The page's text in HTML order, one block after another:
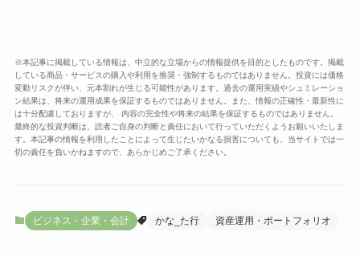
※本記事に掲載している情報は、中立的な立場からの情報提供を目的としたものです。掲載
している商品・サービスの購入や利用を推奨・強制するものではありません。投資には価格
変動リスクが伴い、元本割れが生じる可能性があります。過去の運用実績やシュミレーショ
ン結果は、将来の運用成果を保証するものではありません。また、情報の正確性・最新性に
は十分配慮しておりますが、 内容の完全性や将来の結果を保証するものではありません。
最終的な投資判断は、読者ご自身の判断と責任において行っていただくようお願いいたしま
す。本記事の情報を利用したことによって生じたいかなる損害についても、当サイトでは一
切の責任を負いかねますので、あらかじめご了承ください。
ビジネス・企業・会計 かな_た行 資産運用・ポートフォリオ